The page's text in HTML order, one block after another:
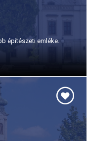
építészeti emléke.